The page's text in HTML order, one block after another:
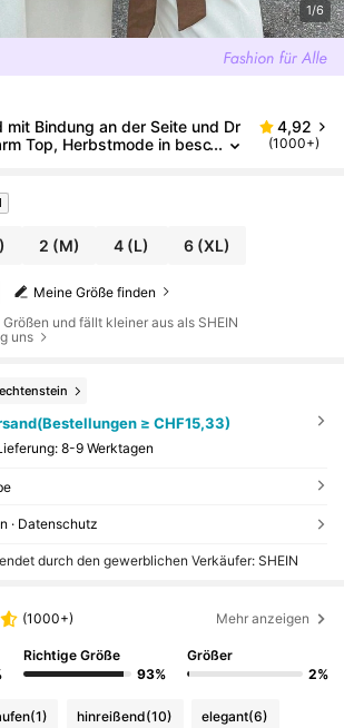
1/6
mit Bindung an der Seite und Dr
Top, Herbstmode in besc
4,92
(1000+)
2 (M) 4 (L) 6(XL)
Meine Größe finden
und fällt kleiner aus als SHEIN
uns
≥ CHF15,33)
8-9 Werktagen
· Datenschutz
durch den gewerblichen Verkäufer: SHEIN
(1000+) Mehr anzeigen
Richtige Größe
93%
Größer
2%
(1) hinreißend(10) elegant(6)